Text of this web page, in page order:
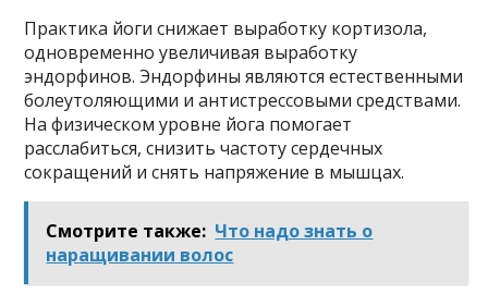
Практика йоги снижает выработку кортизола,
одновременно увеличивая выработку
эндорфинов. Эндорфины являются естественными
болеутоляющими и антистрессовыми средствами.
На физическом уровне йога помогает
расслабиться, снизить частоту сердечных
сокращений и снять напряжение в мышцах.
Смотрите также: Что надо знать о
наращивании волос